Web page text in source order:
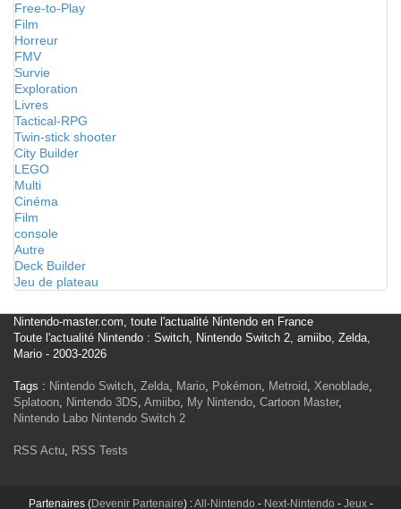
Free-to-Play
Film
Horreur
FMV
Survie
Exploration
Livres
Tactical-RPG
Twin-stick shooter
City Builder
LEGO
Multi
Cinéma
Film
console
Autre
Deck Builder
Jeu de plateau
Nintendo-master.com, toute l'actualité Nintendo en France
Toute l'actualité Nintendo : Switch, Nintendo Switch 2, amiibo, Zelda,
Mario - 2003-2026
Tags : Nintendo Switch, Zelda, Mario, Pokémon, Metroid, Xenoblade,
Splatoon, Nintendo 3DS, Amiibo, My Nintendo, Cartoon Master,
Nintendo Labo Nintendo Switch 2
RSS Actu, RSS Tests
Partenaires (Devenir Partenaire) :All-Nintendo - Next-Nintendo - Jeux-